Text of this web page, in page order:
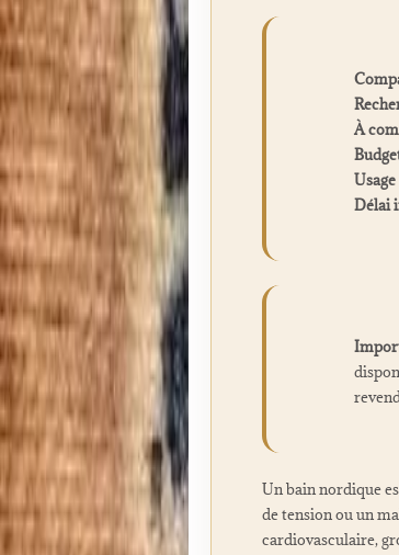
À
Usage
Délai
Un bain nordique
de tension ou un
cardiovasculaire,